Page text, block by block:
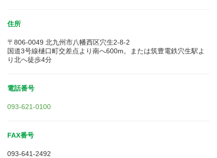
住所
〒806-0049 北九州市八幡西区穴生2-8-2
国道3号線樋口町交差点より南へ600m。または筑豊電鉄穴生駅よ
り北へ徒歩4分
電話番号
093-621-0100
FAX番号
093-641-2492